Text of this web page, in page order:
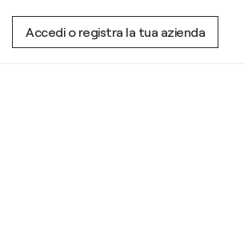
Accedi o registra la tua azienda